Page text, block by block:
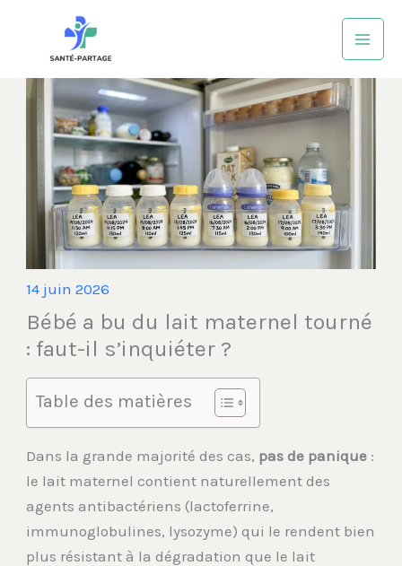
contenu
14 juin 2026
Bébé a bu du lait maternel tourné
: faut-il s’inquiéter ?
Table des matières
Dans la grande majorité des cas, pas de panique :
le lait maternel contient naturellement des
agents antibactériens (lactoferrine,
immunoglobulines, lysozyme) qui le rendent bien
plus résistant à la dégradation que le lait